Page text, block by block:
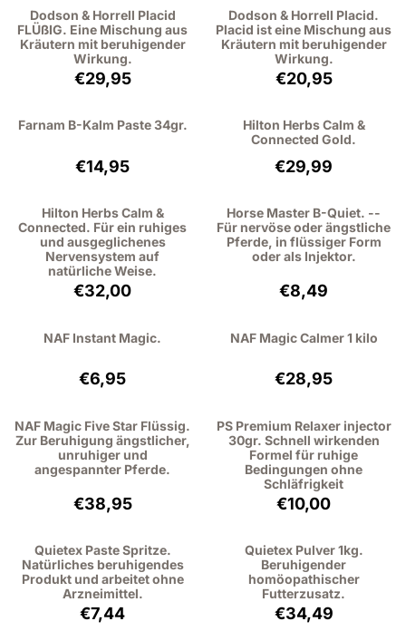
Dodson & Horrell Placid
FLÜßIG. Eine Mischung aus
Kräutern mit beruhigender
Wirkung.
Preis: 29,95, ohne MwSt.: 27,48
€29,95
Dodson & Horrell Placid.
Placid ist eine Mischung aus
Kräutern mit beruhigender
Wirkung.
Preis: 20,95,
€20,95
Farnam B-Kalm Paste 34gr.
Preis: 14,95, ohne MwSt.: 13,72
€14,95
Hilton Herbs Calm &
Connected Gold.
Preis: 29,99,
€29,99
Hilton Herbs Calm &
Connected. Für ein ruhiges
und ausgeglichenes
Nervensystem auf
natürliche Weise.
Preis: 32,00, ohne MwSt.: 29,36
€32,00
Horse Master B-Quiet. --
Für nervöse oder ängstliche
Pferde, in flüssiger Form
oder als Injektor.
Preis: 8,49,
€8,49
NAF Instant Magic.
Preis: 6,95, ohne MwSt.: 6,38
€6,95
NAF Magic Calmer 1 kilo
Preis: 28,95,
€28,95
NAF Magic Five Star Flüssig.
Zur Beruhigung ängstlicher,
unruhiger und
angespannter Pferde.
Preis: 38,95, ohne MwSt.: 35,73
€38,95
PS Premium Relaxer injector
30gr. Schnell wirkenden
Formel für ruhige
Bedingungen ohne
Schläfrigkeit
Preis: 10,00,
€10,00
Quietex Paste Spritze.
Natürliches beruhigendes
Produkt und arbeitet ohne
Arzneimittel.
Preis: 7,44, ohne MwSt.: 6,83
€7,44
Quietex Pulver 1kg.
Beruhigender
homöopathischer
Futterzusatz.
Preis: 34,49,
€34,49